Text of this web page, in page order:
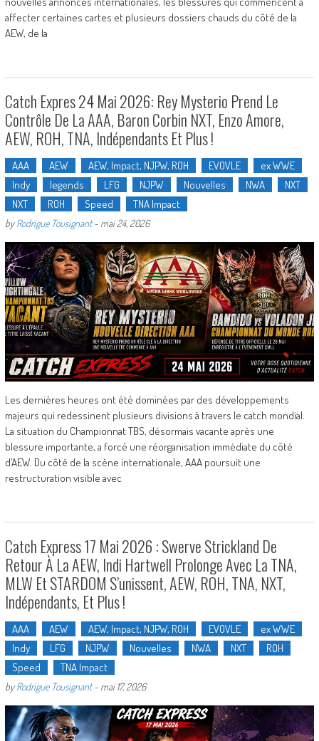
affecter certaines cartes et plusieurs dossiers chauds du côté de la
AEW, de la
Catch Expres 24 Mai 2026: Rey Mysterio Prend Le
Contrôle De La AAA, Baron Corbin NXT, Enzo Amore,
AEW, ROH, TNA, Indépendants Et Plus !
AAA AEW AEW, Impact, NJPW, ROH EVOVLE
ex WWE
Indy
legends LFG NJPW Nouvelles NWA
NXT
NXT
ROH Speed TNA Impact
byRodrigue Tousignant- mai 24, 2026
Les dernières heures ont été dominées par des développements
majeurs qui redessinent plusieurs divisions à travers le catch mondial.
La situation du Championnat TBS, désormais vacante après une
blessure importante, a forcé une réorganisation immédiate du côté
d’AEW. Du côté de la scène internationale, AAA poursuit une
restructuration visible avec
Catch Express 17 Mai 2026 : Swerve Strickland De
Retour À La AEW, Indi Hartwell Prolonge Avec La TNA,
MLW Et STARDOM S’unissent, AEW, ROH, TNA, NXT,
Indépendants, Et Plus !
AAA AEW AEW, Impact, NJPW, ROH EVOVLE
ex WWE
Indy
LFG NJPW Nouvelles NWA NXT
ROH
Speed
TNA Impact
byRodrigue Tousignant- mai 17, 2026